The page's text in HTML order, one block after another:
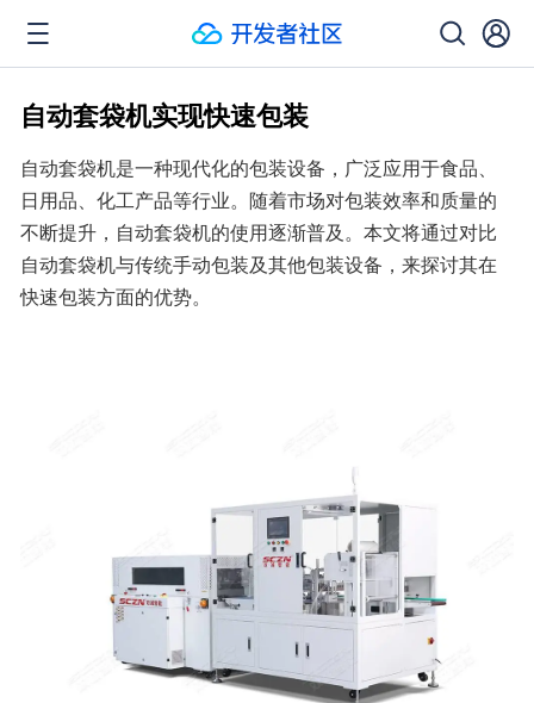
自动套袋机实现快速包装
自动套袋机是一种现代化的包装设备，广泛应用于食品、
日用品、化工产品等行业。随着市场对包装效率和质量的
不断提升，自动套袋机的使用逐渐普及。本文将通过对比
自动套袋机与传统手动包装及其他包装设备，来探讨其在
快速包装方面的优势。